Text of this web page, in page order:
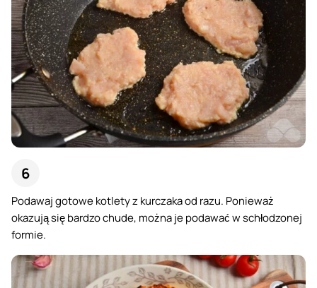
Podawaj gotowe kotlety z kurczaka od razu. Ponieważ
okazują się bardzo chude, można je podawać w schłodzonej
formie.